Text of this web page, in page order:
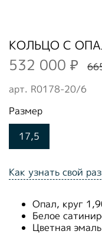
арт. R0178-20/6
КОЛЬЦО С
532 000 ₽
Как узнать свой
Размер
17,5
Опал, круг
Белое
Цветная эмаль